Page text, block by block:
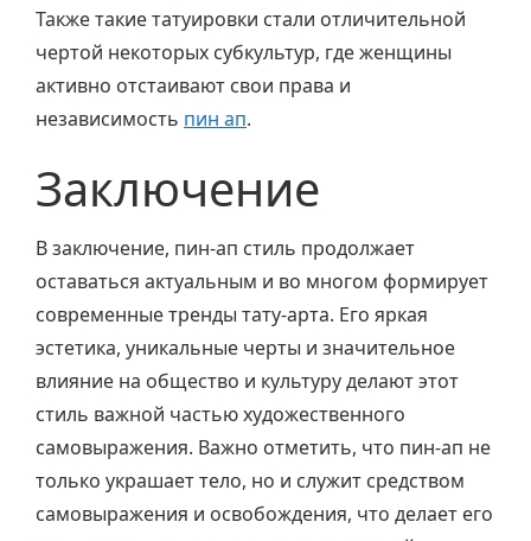
Также такие татуировки стали отличительной
чертой некоторых субкультур, где женщины
активно отстаивают свои права и
независимость пин ап.
Заключение
В заключение, пин-ап стиль продолжает
оставаться актуальным и во многом формирует
современные тренды тату-арта. Его яркая
эстетика, уникальные черты и значительное
влияние на общество и культуру делают этот
стиль важной частью художественного
самовыражения. Важно отметить, что пин-ап не
только украшает тело, но и служит средством
самовыражения и освобождения, что делает его